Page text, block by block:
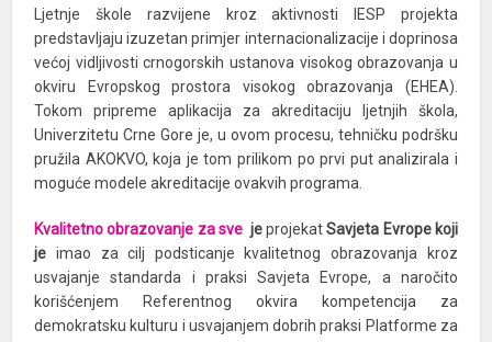
Ljetnje škole razvijene kroz aktivnosti IESP projekta
predstavljaju izuzetan primjer internacionalizacije i doprinosa
većoj vidljivosti crnogorskih ustanova visokog obrazovanja u
okviru Evropskog prostora visokog obrazovanja (EHEA).
Tokom pripreme aplikacija za akreditaciju ljetnjih škola,
Univerzitetu Crne Gore je, u ovom procesu, tehničku podršku
pružila AKOKVO, koja je tom prilikom po prvi put analizirala i
moguće modele akreditacije ovakvih programa.
Kvalitetno obrazovanje za sve jeprojekatSavjeta Evrope koji
je imao za cilj podsticanje kvalitetnog obrazovanja kroz
usvajanje standarda i praksi Savjeta Evrope, a naročito
korišćenjem Referentnog okvira kompetencija za
demokratsku kulturu i usvajanjem dobrih praksi Platforme za